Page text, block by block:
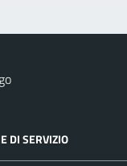
DI SERVIZIO